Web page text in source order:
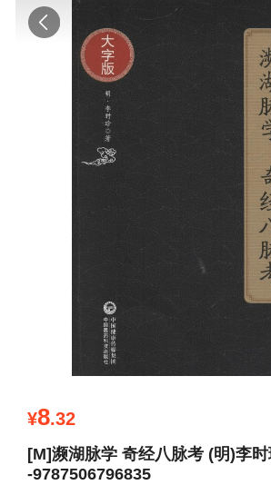
¥8.32
[M]濒湖脉学 奇经八脉考 (明)李
-9787506796835